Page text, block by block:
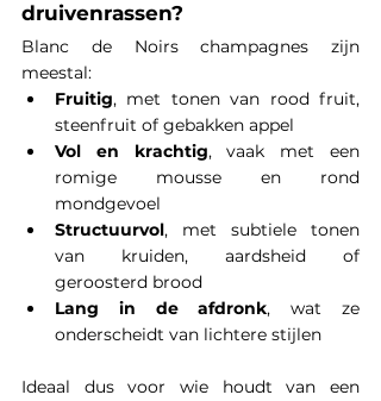
druivenrassen?
Blanc de Noirs champagnes zijn
meestal:
Fruitig, met tonen van rood fruit,
steenfruit of gebakken appel
Vol en krachtig, vaak met een
romige mousse en rond
mondgevoel
Structuurvol, met subtiele tonen
van kruiden, aardsheid of
geroosterd brood
Lang in de afdronk, wat ze
onderscheidt van lichtere stijlen
Ideaal dus voor wie houdt van een